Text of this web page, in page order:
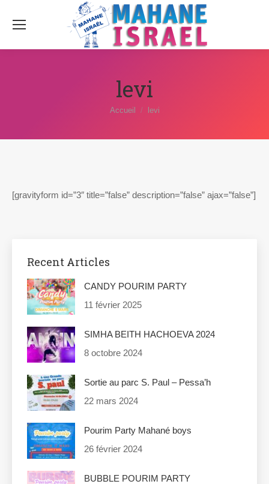
levi
Vous êtes ici :
Accueil levi
[gravityform id=”3″ title=”false” description=”false” ajax=”false”]
Recent Articles
CANDY POURIM PARTY
11 février 2025
SIMHA BEITH HACHOEVA 2024
8 octobre 2024
Sortie au parc S. Paul – Pessa’h
22 mars 2024
Pourim Party Mahané boys
26 février 2024
BUBBLE POURIM PARTY